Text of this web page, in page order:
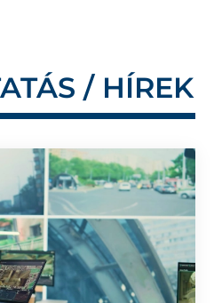
/ HÍREK